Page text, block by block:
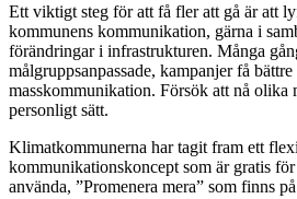
Ett viktigt steg för att få fler att gå är att
kommunens kommunikation, gärna i
förändringar i infrastrukturen. Många
målgruppsanpassade, kampanjer få
masskommunikation. Försök att nå olika
personligt sätt.
Klimatkommunerna har tagit fram ett
kommunikationskoncept som är gratis
använda, ”Promenera mera” som finns på